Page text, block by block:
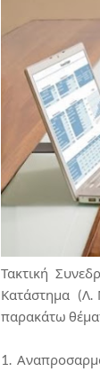
Τακτική
Κατάστημα (Λ.
παρακάτω
1.